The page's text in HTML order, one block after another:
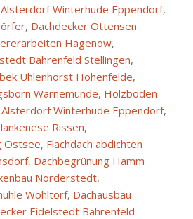
Winterhude Eppendorf,
, Dachdecker Ottensen
Hagenow,
Bahrenfeld Stellingen,
Uhlenhorst Hohenfelde,
Warnemünde, Holzböden
Winterhude Eppendorf,
Rissen,
Ostsee, Flachdach abdichten
, Dachbegrünung Hamm
Norderstedt,
Wohltorf, Dachausbau
Eidelstedt Bahrenfeld